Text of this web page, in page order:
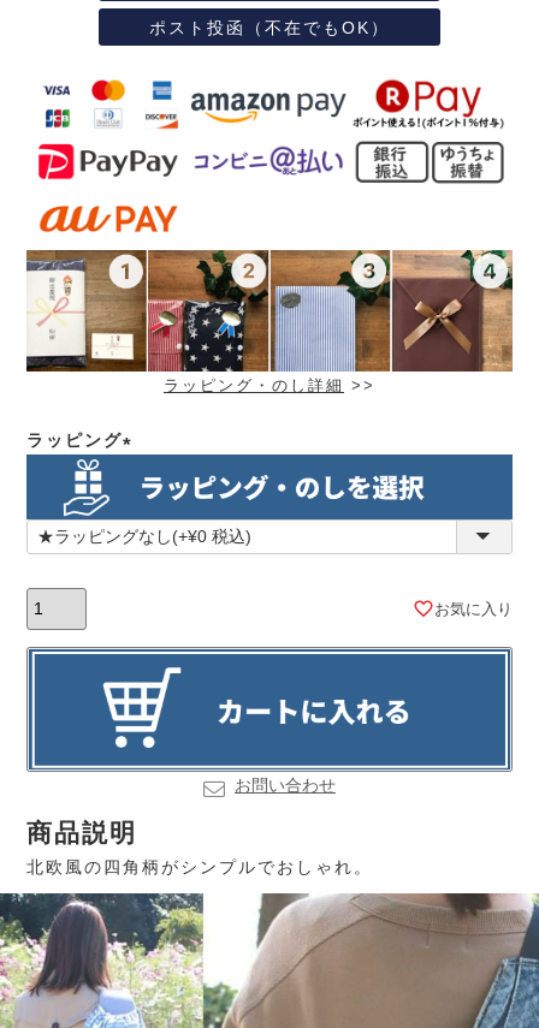
ポスト投函（不在でもOK）
ラッピング・のし詳細 >>
ラッピング
(必
須)
お気に入り
お問い合わせ
商品説明
北欧風の四角柄がシンプルでおしゃれ。